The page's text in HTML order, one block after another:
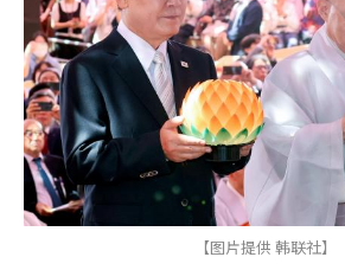
【图片提供 韩联社】